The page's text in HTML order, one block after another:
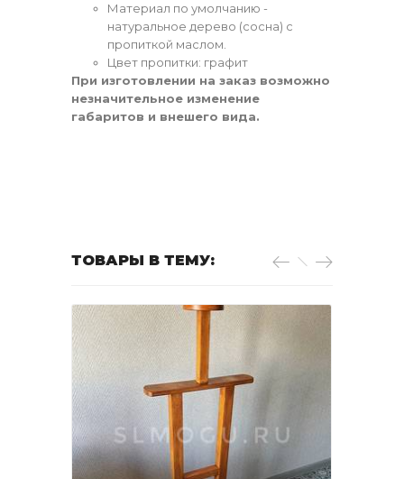
Материал по умолчанию -
натуральное дерево (сосна) с
пропиткой маслом.
Цвет пропитки: графит
При изготовлении на заказ возможно
незначительное изменение
габаритов и внешего вида.
ТОВАРЫ В ТЕМУ: